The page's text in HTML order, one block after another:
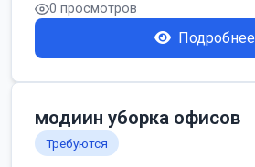
0 просмотров
Подробнее
модиин уборка офисов
Требуются